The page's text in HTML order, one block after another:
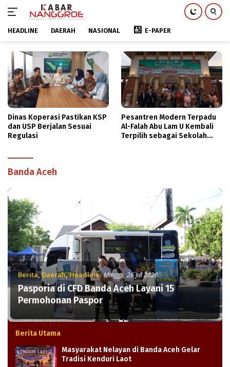
konten
HEADLINE DAERAH NASIONAL E-PAPER
Pastikan KSP
Sesuai
Pesantren Modern Terpadu
Al-Falah Abu Lam U Kembali
Terpilih sebagai Sekolah
Kombes
Diperiksa
Polri
Banda Aceh
Berita,Daerah,Headline Minggu, 26 Jul 2026
Pasporia di CFD Banda Aceh Layani 15
Permohonan Paspor
Berita Utama
Masyarakat Nelayan di Banda Aceh Gelar
Tradisi Kenduri Laot